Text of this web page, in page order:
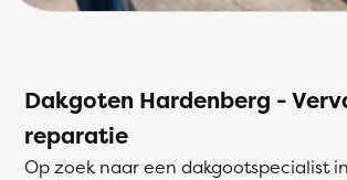
Dakgoten Hardenberg -
reparatie
Op zoek naar een dakgootspecialist